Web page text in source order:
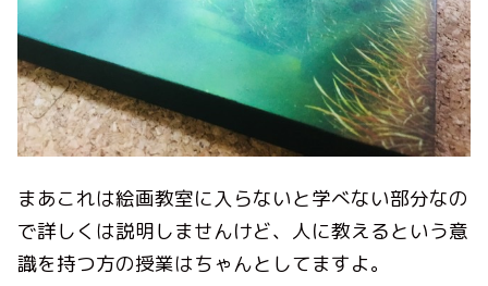
まあこれは絵画教室に入らないと学べない部分なの
で詳しくは説明しませんけど、人に教えるという意
識を持つ方の授業はちゃんとしてますよ。